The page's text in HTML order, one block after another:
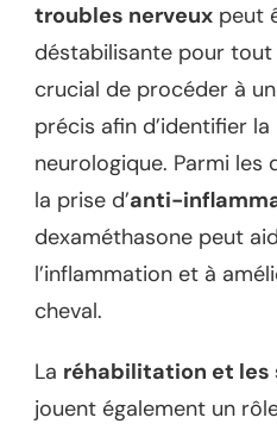
troubles nerveux peut
déstabilisante pour
crucial de procéder à
précis afin d’identifier
neurologique. Parmi
la prise d’anti-
dexaméthasone peut
l’inflammation et à
cheval.
La réhabilitation et les
jouent également un